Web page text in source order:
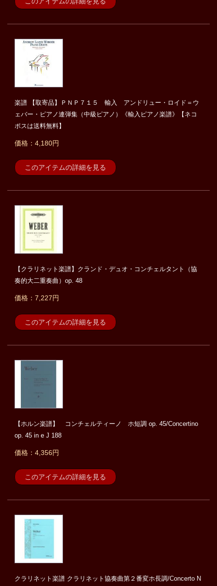
楽譜 【取寄品】ＰＮＰ７１５ 輸入 アンドリュー・ロイド＝ウ
ェバー・ピアノ連弾集（中級ピアノ）《輸入ピアノ楽譜》【ネコ
ポスは送料無料】
価格：4,180円
このアイテムの詳細を見る
【クラリネット楽譜】クランド・デュオ・コンチェルタント（協
奏的大二重奏曲）op. 48
価格：7,227円
このアイテムの詳細を見る
【ホルン楽譜】 コンチェルティーノ ホ短調 op. 45/Concertino
op. 45 in e J 188
価格：4,356円
このアイテムの詳細を見る
クラリネット楽譜 クラリネット協奏曲第２番変ホ長調/Concerto N